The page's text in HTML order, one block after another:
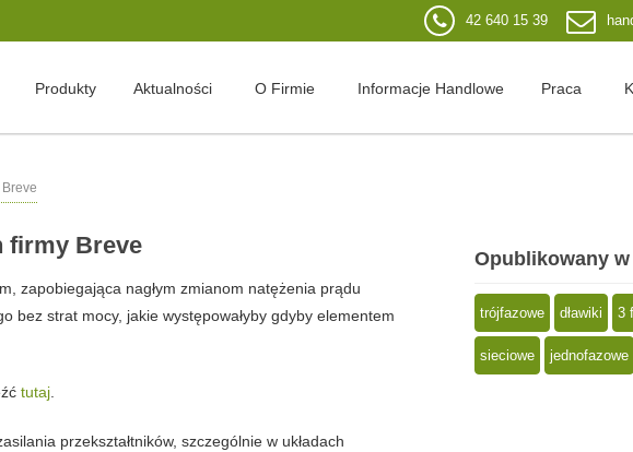
42 640 15 39
Produkty Aktualności O Firmie Informacje Handlowe Praca
firmy Breve
zapobiegająca nagłym zmianom natężenia prądu
bez strat mocy, jakie występowałyby gdyby elementem
tutaj.
przekształtników, szczególnie w układach
Opublikowany
trójfazowe dławiki 3
sieciowe jednofazowe